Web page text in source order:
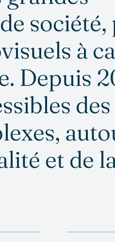
société,
à
Depuis
et de